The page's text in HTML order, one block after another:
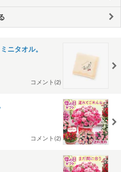
ニタオル。
コメント(2)
コメント(2)